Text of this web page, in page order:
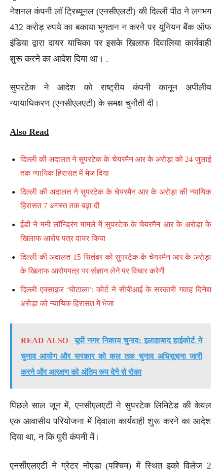
नेशनल कंपनी लॉ ट्रिब्यूनल (एनसीएलटी) की दिल्ली पीठ ने लगभग
432 करोड़ रुपये का बकाया भुगतान न करने पर यूनियन बैंक ऑफ
इंडिया द्वारा दायर याचिका पर इसके खिलाफ दिवालिया कार्यवाही
शुरू करने का आदेश दिया था। .
सुपरटेक ने आदेश को राष्ट्रीय कंपनी कानून अपीलीय
न्यायाधिकरण (एनसीएलएटी) के समक्ष चुनौती दी।
Also Read
दिल्ली की अदालत ने सुपरटेक के चेयरमैन आर के अरोड़ा को 24 जुलाई
तक न्यायिक हिरासत में भेज दिया
दिल्ली की अदालत ने सुपरटेक के चेयरमैन आर के अरोड़ा की न्यायिक
हिरासत 7 अगस्त तक बढ़ा दी
ईडी ने मनी लॉन्ड्रिंग मामले में सुपरटेक के चेयरमैन आर के अरोड़ा के
खिलाफ आरोप पत्र दायर किया
दिल्ली की अदालत 15 सितंबर को सुपरटेक के चेयरमैन आर के अरोड़ा
के खिलाफ आरोपपत्र पर संज्ञान लेने पर विचार करेगी
दिल्ली एक्साइज ‘घोटाला’: कोर्ट ने सीबीआई के सरकारी गवाह दिनेश
अरोड़ा को न्यायिक हिरासत में भेजा
READ ALSO
यूपी नगर निकाय चुनाव: इलाहाबाद हाईकोर्ट ने
चुनाव आयोग और सरकार को कल तक चुनाव अधिसूचना जारी
करने और आरक्षण को अंतिम रूप देने से रोका
पिछले साल जून में, एनसीएलएटी ने सुपरटेक लिमिटेड की केवल
एक आवासीय परियोजना में दिवाला कार्यवाही शुरू करने का आदेश
दिया था, न कि पूरी कंपनी में।
एनसीएलएटी ने ग्रेटर नोएडा (पश्चिम) में स्थित इको विलेज 2